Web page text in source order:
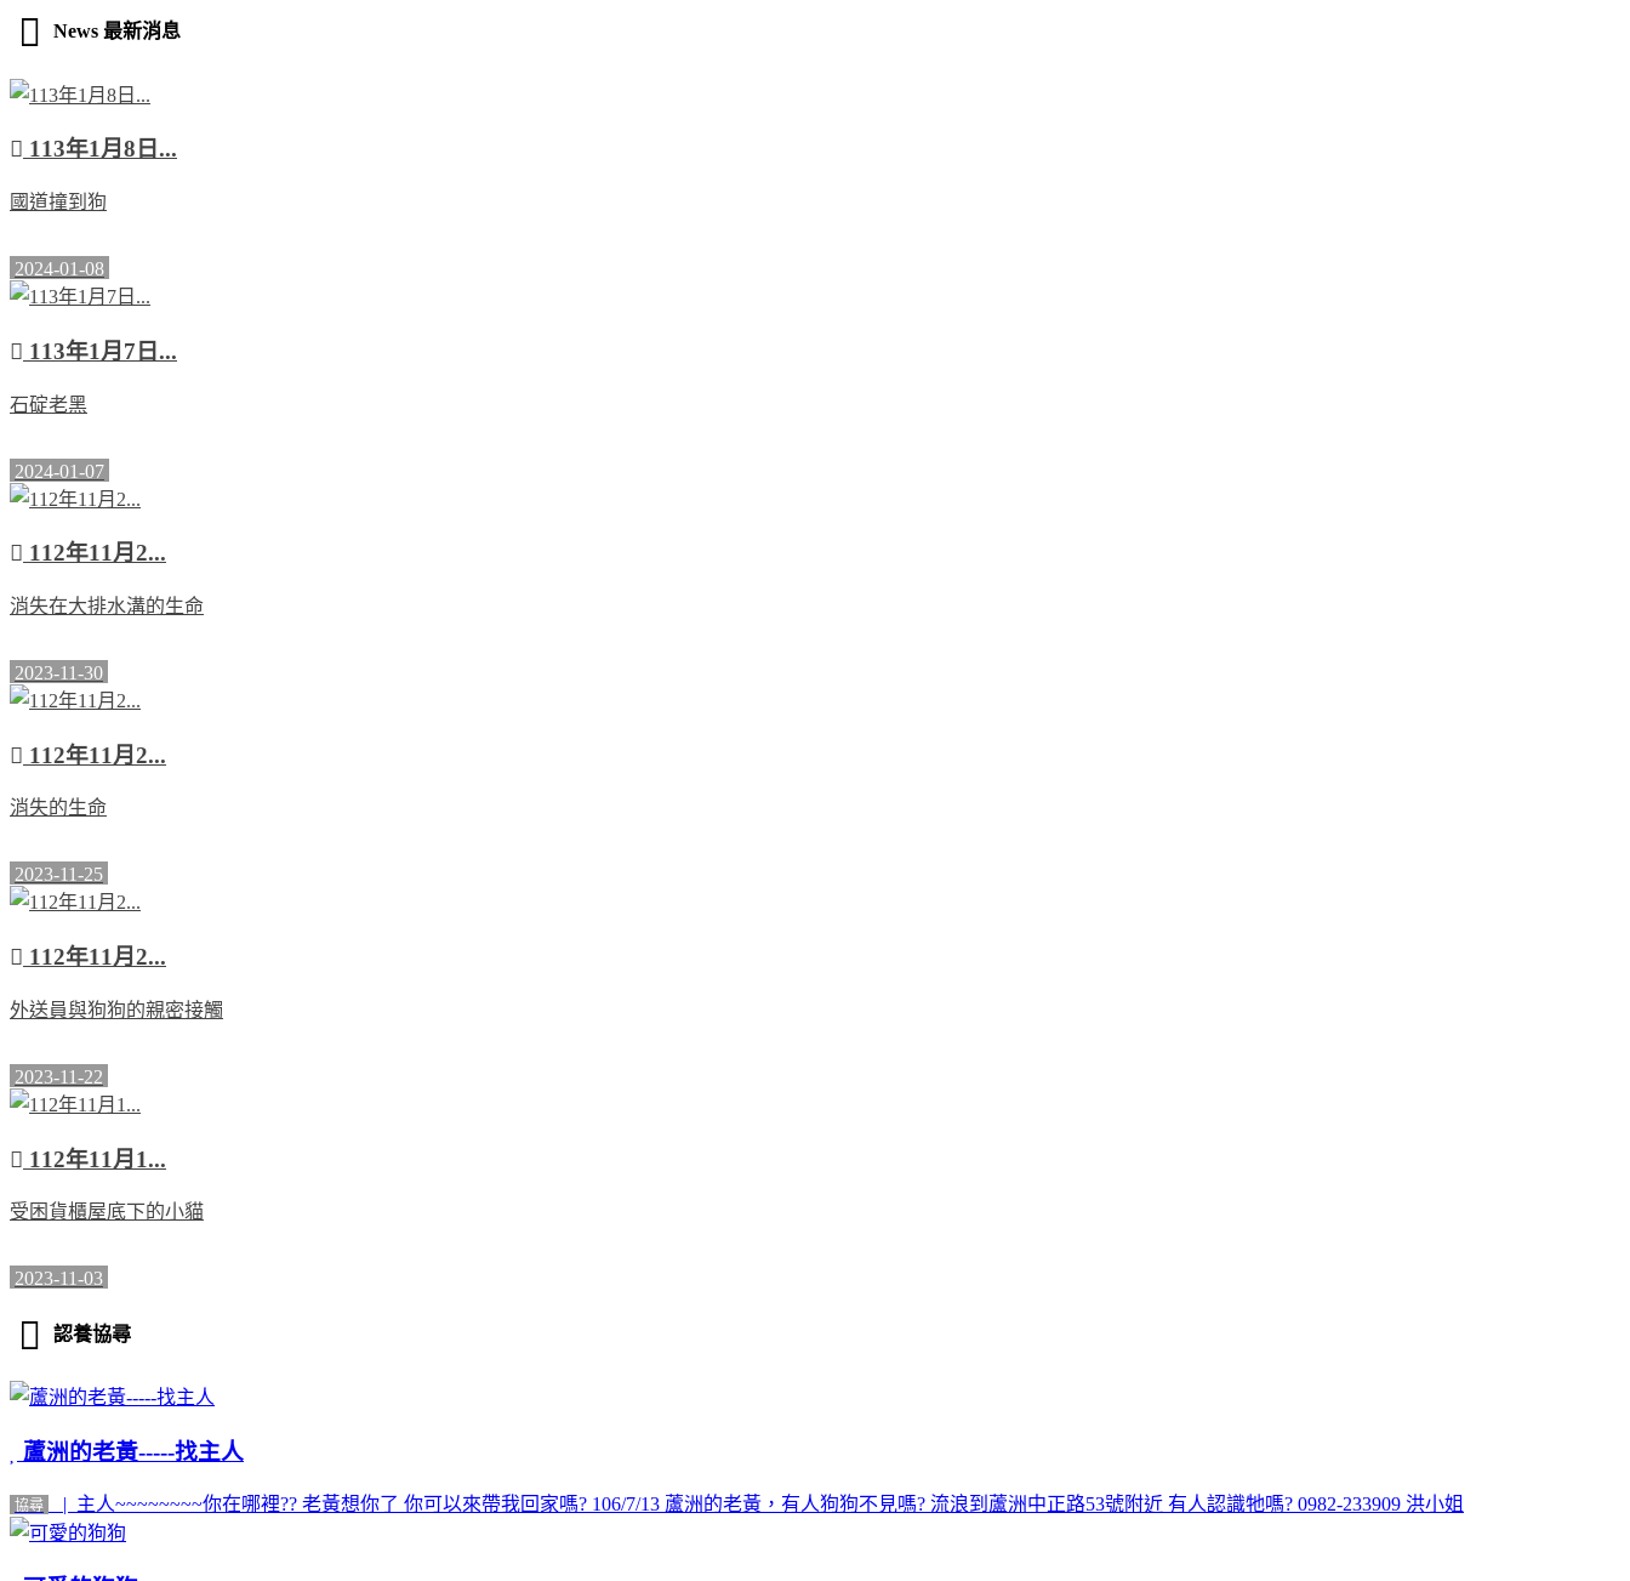
News 最新消息
113年1月8日...
國道撞到狗
2024-01-08
113年1月7日...
石碇老黑
2024-01-07
112年11月2...
消失在大排水溝的生命
2023-11-30
112年11月2...
消失的生命
2023-11-25
112年11月2...
外送員與狗狗的親密接觸
2023-11-22
112年11月1...
受困貨櫃屋底下的小貓
2023-11-03
認養協尋
蘆洲的老黃-----找主人
協尋 | 主人~~~~~~~~你在哪裡?? 老黃想你了 你可以來帶我回家嗎? 106/7/13 蘆洲的老黃，有人狗狗不見嗎? 流浪到蘆洲中正路53號附近 有人認識牠嗎? 0982-233909 洪小姐